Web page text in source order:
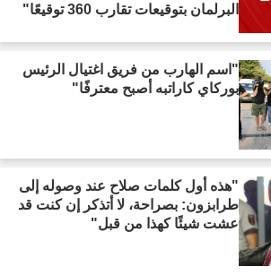
البرلمان بتوقيعات تقارب 360 توقيعًا"
"اسم الهارب من فريق اغتيال الرئيس
بوركاي كاراتبه أصبح معترفًا"
"هذه أول كلمات صلاح عند وصوله إلى
طرابزون: بصراحة، لا أتذكر إن كنت قد
عشت شيئًا كهذا من قبل"